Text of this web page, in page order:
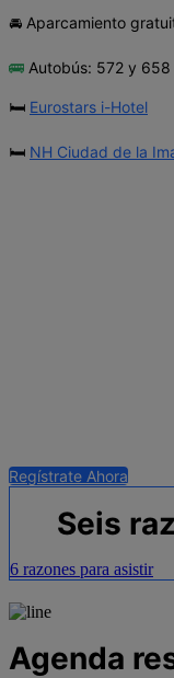
🚘 Aparcamiento
🚌 Autobús: 572 y
🛏️ Eurostars i-Hotel
🛏️ NH Ciudad de la
Regístrate Ahora
Seis
6 razones para asistir
Agenda